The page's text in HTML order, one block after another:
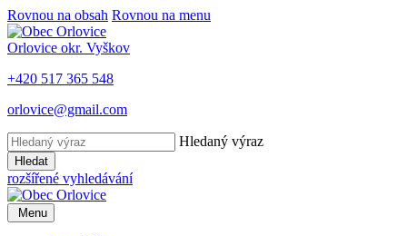
Rovnou na obsah Rovnou na menu
Orlovice okr. Vyškov
+420 517 365 548
orlovice@gmail.com
Hledaný výraz
Hledat
rozšířené vyhledávání
Menu